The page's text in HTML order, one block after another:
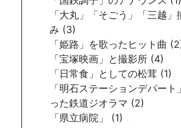
「大丸」「そごう」「三越」
み (3)
「姫路」を歌ったヒット曲
「宝塚映画」と撮影所 (4)
「日常食」としての松茸 (1)
「明石ステーションデパート
った鉄道ジオラマ (2)
「県立病院」 (1)